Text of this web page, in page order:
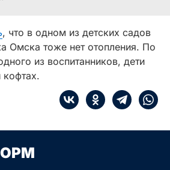
, что в одном из детских садов
Омска тоже нет отопления. По
из воспитанников, дети
кофтах.